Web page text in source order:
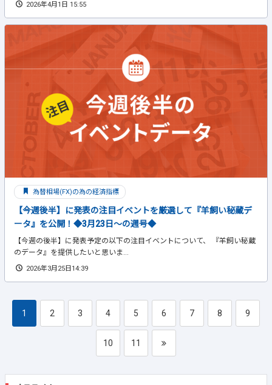
2026年4月1日 15:55
為替相場(FX)の為の経済指標
【今週後半】に発表の注目イベントを厳選して『羊飼い秘蔵デ
ータ』を公開！◆3月23日～の週号◆
【今週の後半】に発表予定の以下の注目イベントについて、 『羊飼い秘蔵
のデータ』を提供したいと思いま...
2026年3月25日14:39
1 2 3 4 5 6 7 8 9
10 11